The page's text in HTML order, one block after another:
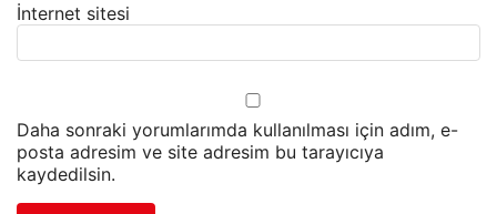
İnternet sitesi
Daha sonraki yorumlarımda kullanılması için adım, e-
posta adresim ve site adresim bu tarayıcıya
kaydedilsin.